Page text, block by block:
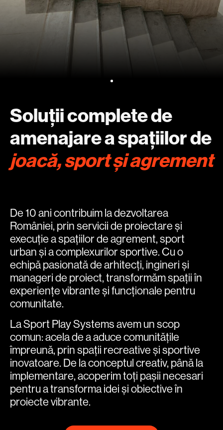
Soluții complete de
amenajare a spațiilor de
joacă, sport și agrement
De 10 ani contribuim la dezvoltarea
României, prin servicii de proiectare și
execuție a spațiilor de agrement, sport
urban și a complexurilor sportive. Cu o
echipă pasionată de arhitecți, ingineri și
manageri de proiect, transformăm spații în
experiențe vibrante și funcționale pentru
comunitate.
La Sport Play Systems avem un scop
comun: acela de a aduce comunitățile
împreună, prin spații recreative și sportive
inovatoare. De la conceptul creativ, până la
implementare, acoperim toți pașii necesari
pentru a transforma idei și obiective în
proiecte vibrante.